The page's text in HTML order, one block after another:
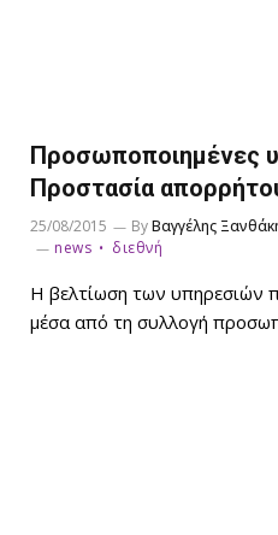
Προσωποποιημένες
Προστασία
25/08/2015 ByΒαγγέλης
news
διεθνή
Η βελτίωση των υπηρεσιών
μέσα από τη συλλογή